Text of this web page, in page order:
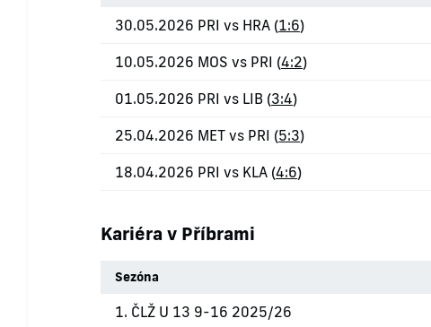
30.05.2026 PRI vs HRA (1:6)
10.05.2026 MOS vs PRI (4:2)
01.05.2026 PRI vs LIB (3:4)
25.04.2026 MET vs PRI (5:3)
18.04.2026 PRI vs KLA (4:6)
Kariéra v Příbrami
Sezóna
1. ČLŽ U 13 9-16 2025/26